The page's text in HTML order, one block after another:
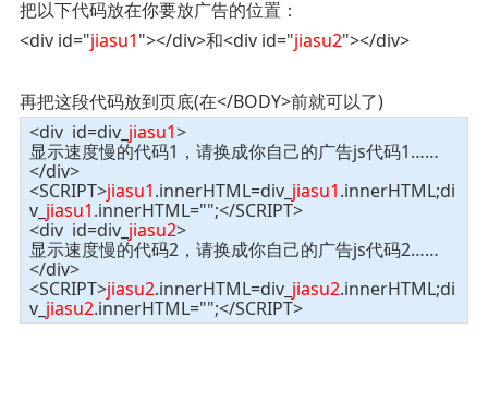
把以下代码放在你要放广告的位置：
<div id="jiasu1"></div>和<div id="jiasu2"></div>
再把这段代码放到页底(在</BODY>前就可以了)
<div id=div_ jiasu1>
显示速度慢的代码1，请换成你自己的广告js代码1……
</div>
<SCRIPT>jiasu1.innerHTML=div_ jiasu1.innerHTML;di
v_ jiasu1.innerHTML="";</SCRIPT>
<div id=div_ jiasu2>
显示速度慢的代码2，请换成你自己的广告js代码2……
</div>
<SCRIPT>jiasu2.innerHTML=div_ jiasu2.innerHTML;di
v_ jiasu2.innerHTML="";</SCRIPT>